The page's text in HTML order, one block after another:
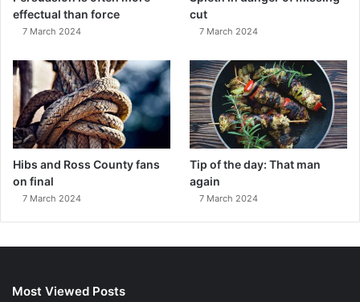
effectual than force
7 March 2024
cut
7 March 2024
Hibs and Ross County fans
on final
7 March 2024
Tip of the day: That man
again
7 March 2024
Most Viewed Posts